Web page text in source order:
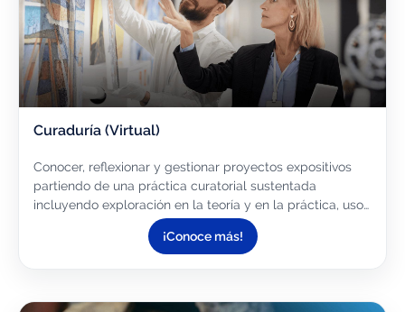
Curaduría (Virtual)
Conocer, reflexionar y gestionar proyectos expositivos
partiendo de una práctica curatorial sustentada
incluyendo exploración en la teoría y en la práctica, uso
de nuevas tecnologías para museos, galerías y
¡Conoce más!